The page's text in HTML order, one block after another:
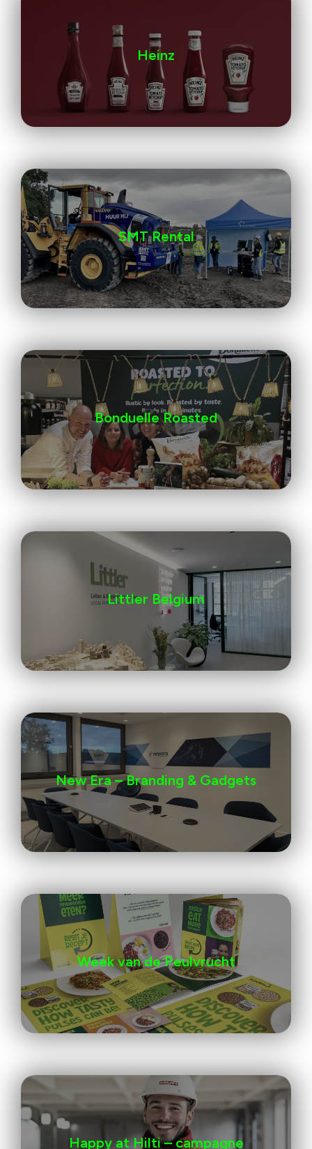
Heinz
SMT Rental
Bonduelle Roasted
Littler Belgium
New Era – Branding & Gadgets
Week van de Peulvrucht
Happy at Hilti – campagne